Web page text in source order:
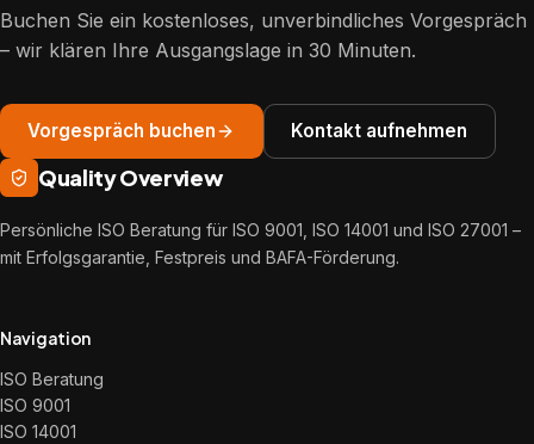
Buchen Sie ein kostenloses, unverbindliches Vorgespräch
– wir klären Ihre Ausgangslage in 30 Minuten.
Vorgespräch buchen Kontakt aufnehmen
Quality Overview
Persönliche ISO Beratung für ISO 9001, ISO 14001 und ISO 27001 –
mit Erfolgsgarantie, Festpreis und BAFA-Förderung.
Navigation
ISO Beratung
ISO 9001
ISO 14001